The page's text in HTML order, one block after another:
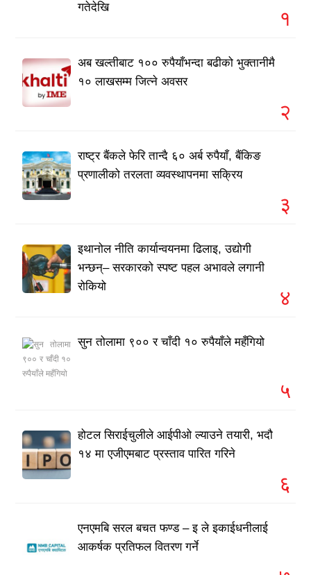
गतेदेखि
१
अब खल्तीबाट १०० रुपैयाँभन्दा बढीको भुक्तानीमै
१० लाखसम्म जित्ने अवसर
२
राष्ट्र बैंकले फेरि तान्दै ६० अर्ब रुपैयाँ, बैंकिङ
प्रणालीको तरलता व्यवस्थापनमा सक्रिय
३
इथानोल नीति कार्यान्वयनमा ढिलाइ, उद्योगी
भन्छन्– सरकारको स्पष्ट पहल अभावले लगानी
रोकियो
४
सुन तोलामा ९०० र चाँदी १० रुपैयाँले महँगियो
५
होटल सिराईचुलीले आईपीओ ल्याउने तयारी, भदौ
१४ मा एजीएमबाट प्रस्ताव पारित गरिने
६
एनएमबि सरल बचत फण्ड – इ ले इकाईधनीलाई
आकर्षक प्रतिफल वितरण गर्ने